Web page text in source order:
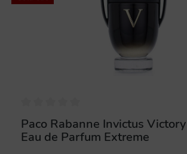
Paco Rabanne Invictus
Eau de Parfum Extreme